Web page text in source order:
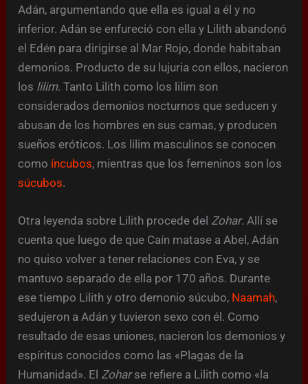
Adán, argumentando que ella es igual a él y no
inferior. Adán se enfureció con ella y Lilith abandonó
el Edén para dirigirse al Mar Rojo, donde habitaban
demonios. Producto de su lujuria con ellos, nacieron
los lilim. Tanto Lilith como los lilim son
considerados demonios nocturnos que seducen y
abusan de los hombres en sus camas, y producen
sueños eróticos. Los lilim masculinos se conocen
como íncubos, mientras que los femeninos son los
súcubos.
Otra leyenda sobre Lilith procede del Zohar. Allí se
cuenta que luego de que Caín matase a Abel, Adán
no quiso volver a tener relaciones con Eva, y se
mantuvo separado de ella por 170 años. Durante
ese tiempo Lilith y otro demonio súcubo, Naamah,
sedujeron a Adán y tuvieron sexo con él. Como
resultado de esas uniones, nacieron los demonios y
espíritus conocidos como las «Plagas de la
Humanidad». El Zoharse refiere a Lilith como «la